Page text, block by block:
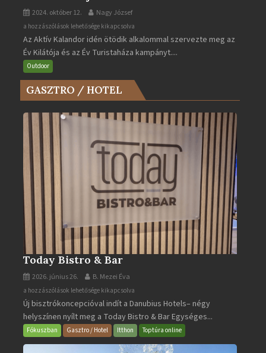
2024. október 12. Nagy József
Az
Év
Kilátója
és
az
Év
bejegyzéshez
a hozzászólások lehetősége kikapcsolva
Az Aktív Kalandor idén ötödik alkalommal szervezte meg az
Év Kilátója és az Év Turistaháza kampányt....
Outdoor
GASZTRO / HOTEL
Today Bistro & Bar
2026. június 26. B. Mezei Éva
Today
Bistro
&
Bar
bejegyzéshez
a hozzászólások lehetősége kikapcsolva
Új bisztrókoncepcióval indít a Danubius Hotels– négy
helyszínen nyílt meg a Today Bistro & Bar Egységes...
Fókuszban Gasztro / Hotel Itthon Toptúra online